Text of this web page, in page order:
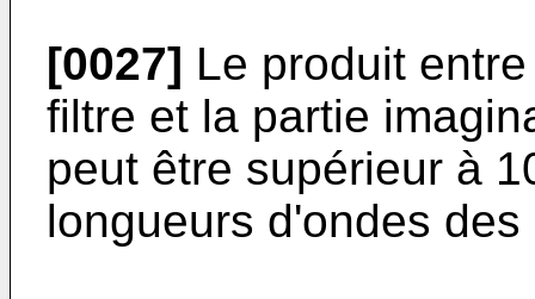
[0027] Le produit
filtre et la partie
peut être supérieur à
longueurs d'ondes